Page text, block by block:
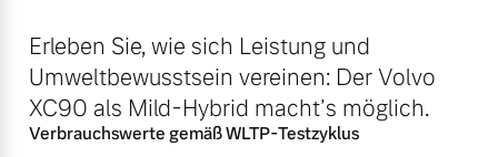
Fahrzeug konfigurieren
Sofort verfügbare Fahrzeuge
Vielzahl von Original
Volvo Winter- und
Sommer Kompletträder.
Bitte sprechen Sie uns
Erleben Sie, wie sich Leistung und
Umweltbewusstsein vereinen: Der Volvo
XC90 als Mild-Hybrid macht’s möglich.
Verbrauchswerte gemäß WLTP-Testzyklus